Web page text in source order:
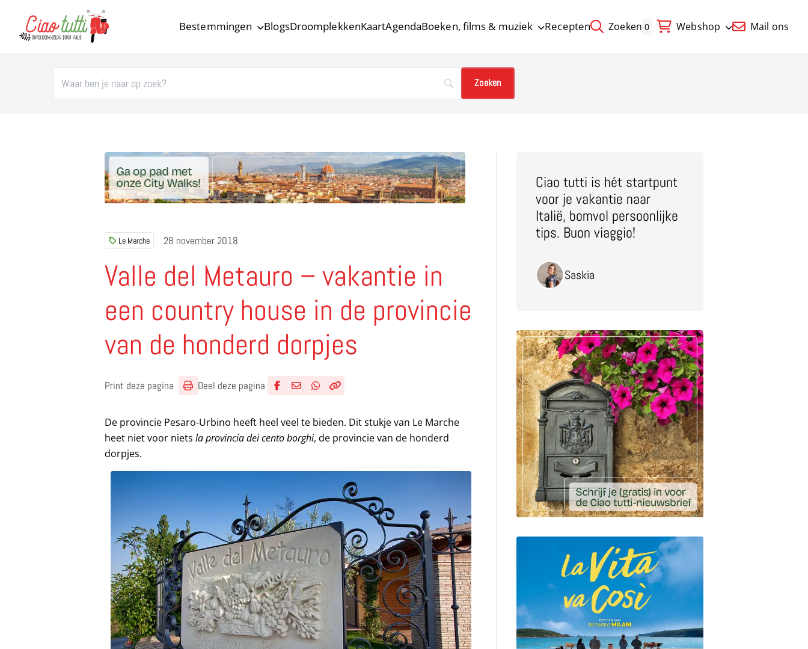
Bestemmingen BlogsDroomplekkenKaartAgendaBoeken, films & muziek Recepten Zoeken 0 Webshop Mail ons
Le Marche 28 november 2018
Valle del Metauro – vakantie in
een country house in de provincie
van de honderd dorpjes
Print deze pagina
Deel deze pagina
De provincie Pesaro-Urbino heeft heel veel te bieden. Dit stukje van Le Marche
heet niet voor nietsla provincia dei cento borghi, de provincie van de honderd
dorpjes.
Ciao tutti is hét startpunt
voor je vakantie naar
Italië, bomvol persoonlijke
tips. Buon viaggio!
Saskia